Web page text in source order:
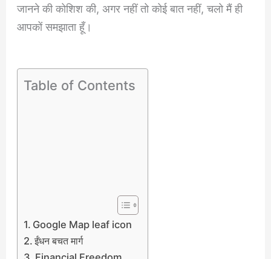
जानने की कोशिश की, अगर नहीं तो कोई बात नहीं, चलो मैं ही
आपकों समझाता हूँ।
Table of Contents
Google Map leaf icon
ईंधन बचत मार्ग